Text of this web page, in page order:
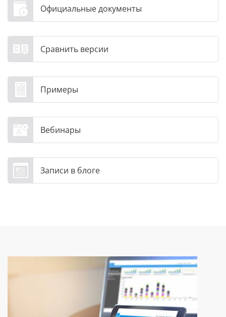
Официальные документы
Сравнить версии
Примеры
Вебинары
Записи в блоге